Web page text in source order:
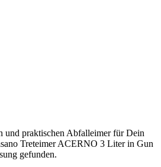
und praktischen Abfalleimer für Dein
Treteimer ACERNO 3 Liter in Gun
gefunden.